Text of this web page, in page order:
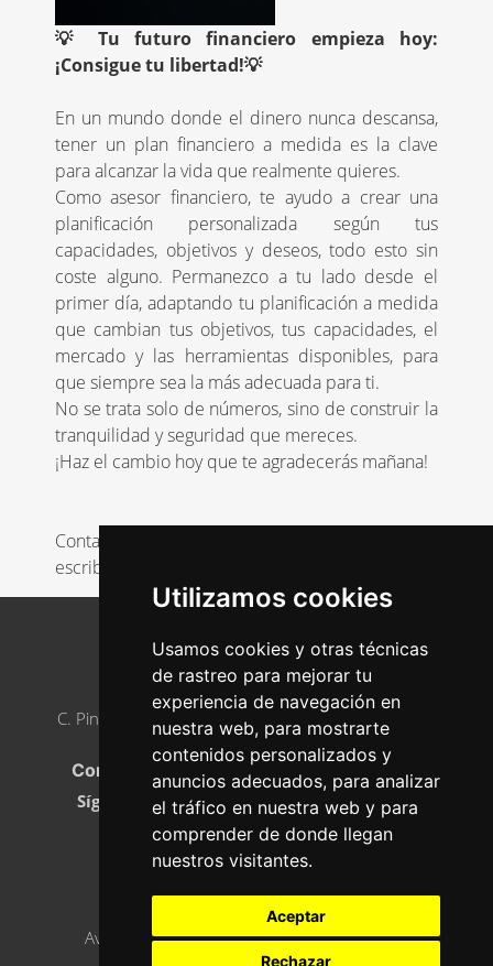
Utilizamos cookies
Usamos cookies y otras técnicas
de rastreo para mejorar tu
experiencia de navegación en
nuestra web, para mostrarte
contenidos personalizados y
anuncios adecuados, para analizar
el tráfico en nuestra web y para
comprender de donde llegan
nuestros visitantes.
Aceptar
Rechazar
💡 Tu futuro financiero empieza hoy:
¡Consigue tu libertad!💡
En un mundo donde el dinero nunca descansa,
tener un plan financiero a medida es la clave
para alcanzar la vida que realmente quieres.
Como asesor financiero, te ayudo a crear una
planificación personalizada según tus
capacidades, objetivos y deseos, todo esto sin
coste alguno. Permanezco a tu lado desde el
primer día, adaptando tu planificación a medida
que cambian tus objetivos, tus capacidades, el
mercado y las herramientas disponibles, para
que siempre sea la más adecuada para ti.
No se trata solo de números, sino de construir la
tranquilidad y seguridad que mereces.
¡Haz el cambio hoy que te agradecerás mañana!
Contacta con Alejandro en el 670299389 o
escribiendo a alexbaigorri@outlook.com
AJE ASTURIAS
C. Pintor Luis Fernández, 2, 33005 Oviedo, Asturias
Teléfono :
985 23 21 05
Correo electrónico: info@ajeasturias.com
Síguenos en
Aviso legal, política de privacidad y cookies